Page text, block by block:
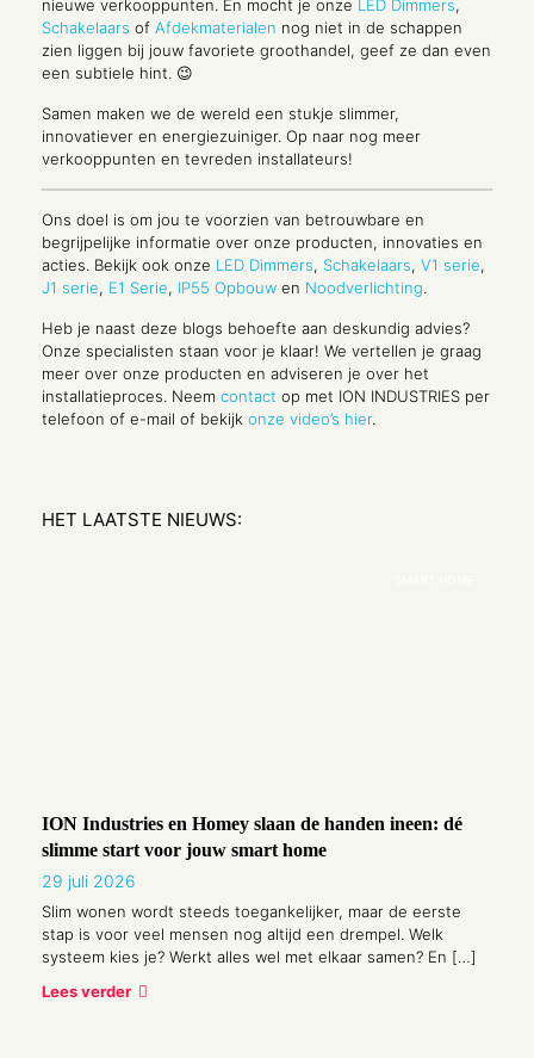
nieuwe verkooppunten. En mocht je onze LED Dimmers,
Schakelaars of Afdekmaterialen nog niet in de schappen
zien liggen bij jouw favoriete groothandel, geef ze dan even
een subtiele hint. 😉
Samen maken we de wereld een stukje slimmer,
innovatiever en energiezuiniger. Op naar nog meer
verkooppunten en tevreden installateurs!
Ons doel is om jou te voorzien van betrouwbare en
begrijpelijke informatie over onze producten, innovaties en
acties. Bekijk ook onze LED Dimmers, Schakelaars, V1 serie,
J1 serie, E1 Serie, IP55 Opbouw en Noodverlichting.
Heb je naast deze blogs behoefte aan deskundig advies?
Onze specialisten staan voor je klaar! We vertellen je graag
meer over onze producten en adviseren je over het
installatieproces. Neem contact op met ION INDUSTRIES per
telefoon of e-mail of bekijk onze video’s hier.
HET LAATSTE NIEUWS:
ION Industries en Homey slaan de handen ineen: dé
slimme start voor jouw smart home
29 juli 2026
Slim wonen wordt steeds toegankelijker, maar de eerste
stap is voor veel mensen nog altijd een drempel. Welk
systeem kies je? Werkt alles wel met elkaar samen? En […]
Lees verder